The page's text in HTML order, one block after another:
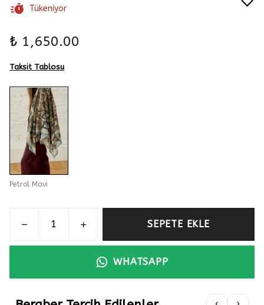
Tükeniyor
₺ 1,650.00
Taksit Tablosu
Petrol Mavi
SEPETE EKLE
WHATSAPP